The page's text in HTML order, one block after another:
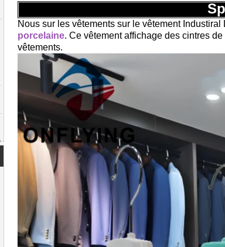
Nous sur les vêtements sur le vêtement Industiral
porcelaine. Ce vêtement affichage des cintres
vêtements.